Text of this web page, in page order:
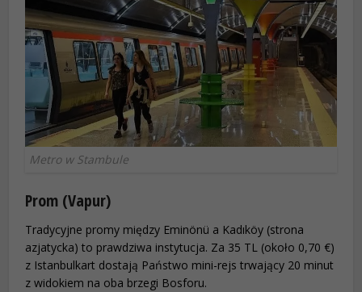
Metro w Stambule
Prom (Vapur)
Tradycyjne promy między Eminönü a Kadıköy (strona
azjatycka) to prawdziwa instytucja. Za 35 TL (około 0,70 €)
z Istanbulkart dostają Państwo mini-rejs trwający 20 minut
z widokiem na oba brzegi Bosforu.